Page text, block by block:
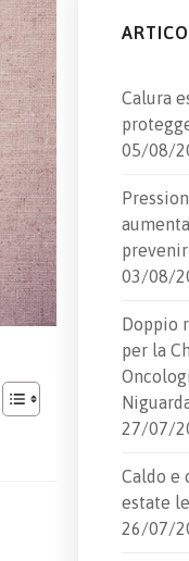
Calura
05/08/
03/08/
Doppio
per la
27/07/
Caldo e
estate
26/07/